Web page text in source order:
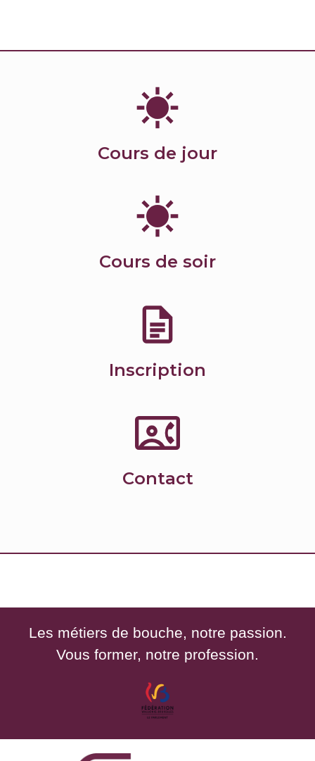
Cours de jour
Cours de soir
Inscription
Contact
Les métiers de bouche, notre passion.
Vous former, notre profession.